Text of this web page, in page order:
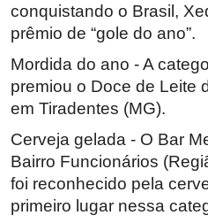
conquistando o Brasil,
prêmio de “gole do ano”.
Mordida do ano - A
premiou o Doce de Leite
em Tiradentes (MG).
Cerveja gelada - O Bar
Bairro Funcionários
foi reconhecido pela
primeiro lugar nessa